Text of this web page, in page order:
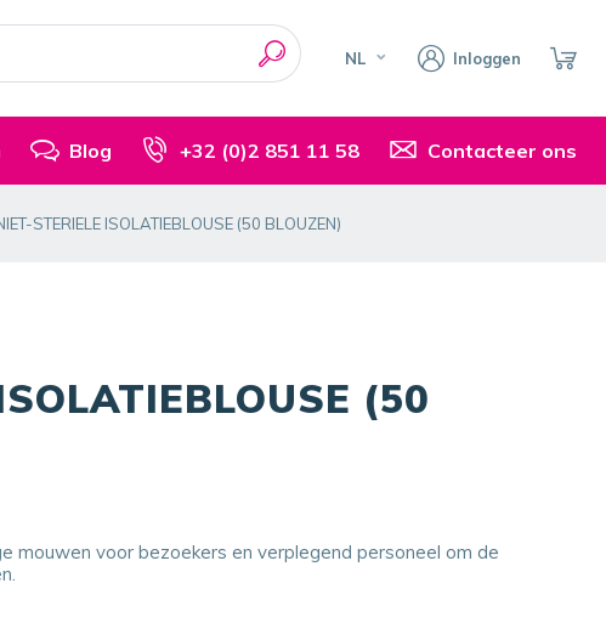
NL Inloggen
Blog Contacteer ons
+32 (0)2 851 11 58
STERIELE ISOLATIEBLOUSE (50 BLOUZEN)
(50
mouwen voor bezoekers en verplegend personeel om de